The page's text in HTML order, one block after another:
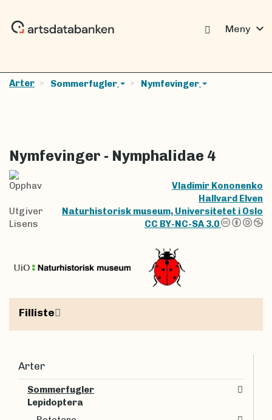
Meny expand_more
Arter Sommerfugler Nymfevinger
Nymfevinger - Nymphalidae 4
Opphav
Vladimir Kononenko
Hallvard Elven
Utgiver
Naturhistorisk museum, Universitetet i Oslo
Lisens
CC BY-NC-SA 3.0
Filliste
Arter
Sommerfugler
Lepidoptera